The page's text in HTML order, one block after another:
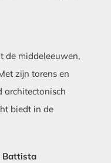
de middeleeuwen,
zijn torens en
architectonisch
biedt in de
Battista